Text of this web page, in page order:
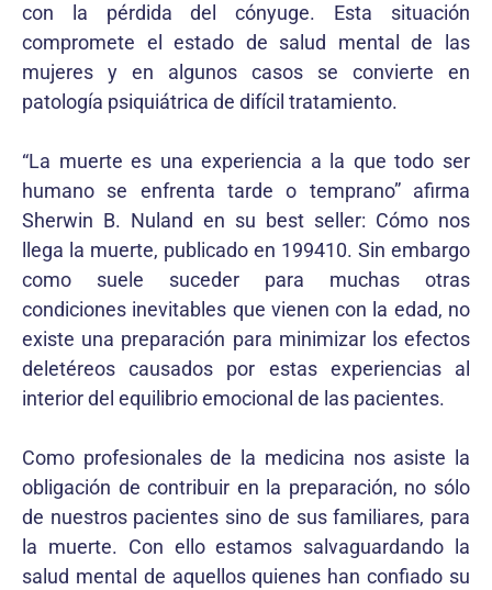
con la pérdida del cónyuge. Esta situación
compromete el estado de salud mental de las
mujeres y en algunos casos se convierte en
patología psiquiátrica de difícil tratamiento.
“La muerte es una experiencia a la que todo ser
humano se enfrenta tarde o temprano” afirma
Sherwin B. Nuland en su best seller: Cómo nos
llega la muerte, publicado en 199410. Sin embargo
como suele suceder para muchas otras
condiciones inevitables que vienen con la edad, no
existe una preparación para minimizar los efectos
deletéreos causados por estas experiencias al
interior del equilibrio emocional de las pacientes.
Como profesionales de la medicina nos asiste la
obligación de contribuir en la preparación, no sólo
de nuestros pacientes sino de sus familiares, para
la muerte. Con ello estamos salvaguardando la
salud mental de aquellos quienes han confiado su